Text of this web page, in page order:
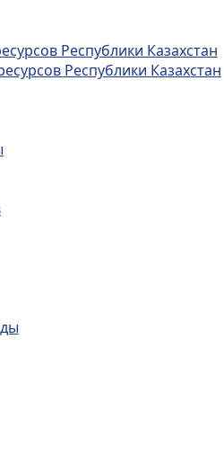
Республики Казахстан
Республики Казахстан